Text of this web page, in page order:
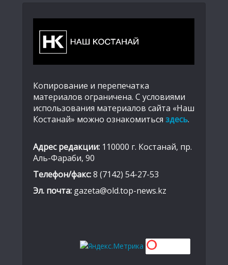
Копирование и перепечатка
материалов ограничена. С условиями
использования материалов сайта «Наш
Костанай» можно ознакомиться здесь.
Адрес редакции: 110000 г. Костанай, пр.
Аль-Фараби, 90
Телефон/факс:8 (7142) 54-27-53
Эл. почта: gazeta@old.top-news.kz